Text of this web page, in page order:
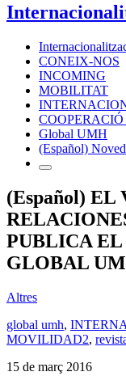
CONEIX-NOS
INCOMING
MOBILITAT
Global UMH
(Español)
(Español) EL
PUBLICA
GLOBAL
Altres
global umh,
MOVILIDAD2,
15 de març 2016